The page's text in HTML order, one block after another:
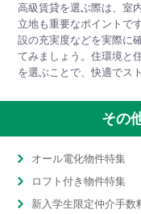
高級賃貸を選ぶ際は、室
立地も重要なポイントで
設の充実度などを実際に
てみましょう。住環境と
を選ぶことで、快適でス
その
オール電化物件特集
ロフト付き物件特集
新入学生限定仲介手数